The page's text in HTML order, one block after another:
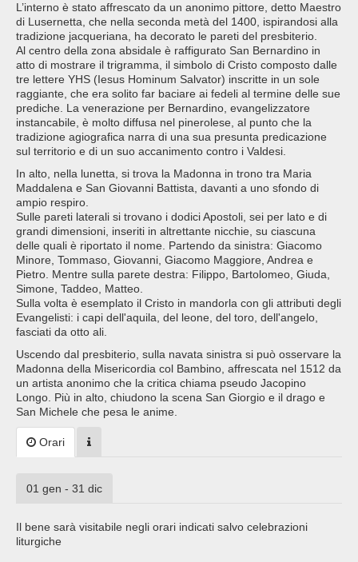
L’interno è stato affrescato da un anonimo pittore, detto Maestro
di Lusernetta, che nella seconda metà del 1400, ispirandosi alla
tradizione jacqueriana, ha decorato le pareti del presbiterio.
Al centro della zona absidale è raffigurato San Bernardino in
atto di mostrare il trigramma, il simbolo di Cristo composto dalle
tre lettere YHS (Iesus Hominum Salvator) inscritte in un sole
raggiante, che era solito far baciare ai fedeli al termine delle sue
prediche. La venerazione per Bernardino, evangelizzatore
instancabile, è molto diffusa nel pinerolese, al punto che la
tradizione agiografica narra di una sua presunta predicazione
sul territorio e di un suo accanimento contro i Valdesi.
In alto, nella lunetta, si trova la Madonna in trono tra Maria
Maddalena e San Giovanni Battista, davanti a uno sfondo di
ampio respiro.
Sulle pareti laterali si trovano i dodici Apostoli, sei per lato e di
grandi dimensioni, inseriti in altrettante nicchie, su ciascuna
delle quali è riportato il nome. Partendo da sinistra: Giacomo
Minore, Tommaso, Giovanni, Giacomo Maggiore, Andrea e
Pietro. Mentre sulla parete destra: Filippo, Bartolomeo, Giuda,
Simone, Taddeo, Matteo.
Sulla volta è esemplato il Cristo in mandorla con gli attributi degli
Evangelisti: i capi dell'aquila, del leone, del toro, dell'angelo,
fasciati da otto ali.
Uscendo dal presbiterio, sulla navata sinistra si può osservare la
Madonna della Misericordia col Bambino, affrescata nel 1512 da
un artista anonimo che la critica chiama pseudo Jacopino
Longo. Più in alto, chiudono la scena San Giorgio e il drago e
San Michele che pesa le anime.
Orari
01 gen - 31 dic
Il bene sarà visitabile negli orari indicati salvo celebrazioni
liturgiche